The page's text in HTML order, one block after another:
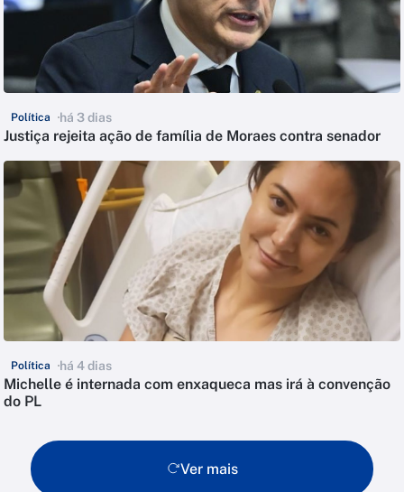
Política há 3 dias
Justiça rejeita ação de família de Moraes contra senador
Política há 4 dias
Michelle é internada com enxaqueca mas irá à convenção
do PL
Ver mais